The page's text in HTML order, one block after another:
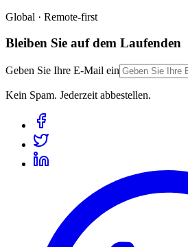
Global · Remote-first
Bleiben Sie auf dem Laufenden
Geben Sie Ihre E-Mail ein
Kein Spam. Jederzeit abbestellen.